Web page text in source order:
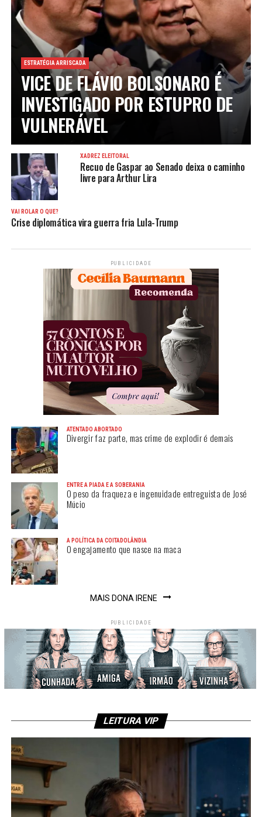
ESTRATÉGIA ARRISCADA
VICE DE FLÁVIO BOLSONARO É
INVESTIGADO POR ESTUPRO DE
VULNERÁVEL
XADREZ ELEITORAL
Recuo de Gaspar ao Senado deixa o caminho
livre para Arthur Lira
VAI ROLAR O QUÊ?
Crise diplomática vira guerra fria Lula-Trump
PUBLICIDADE
ATENTADO ABORTADO
Divergir faz parte, mas crime de explodir é demais
ENTRE A PIADA E A SOBERANIA
O peso da fraqueza e ingenuidade entreguista de José
Múcio
A POLÍTICA DA COITADOLÂNDIA
O engajamento que nasce na maca
MAIS DONA IRENE
PUBLICIDADE
LEITURA VIP